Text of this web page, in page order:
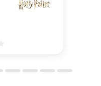
ou